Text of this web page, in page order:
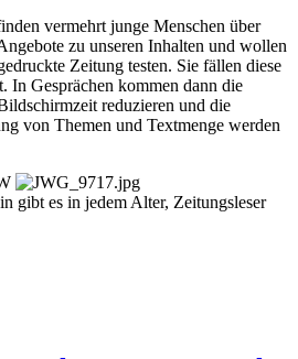
vermehrt junge Menschen über
zu unseren Inhalten und wollen
Zeitung testen. Sie fällen diese
In Gesprächen kommen dann die
reduzieren und die
von Themen und Textmenge werden
gibt es in jedem Alter, Zeitungsleser